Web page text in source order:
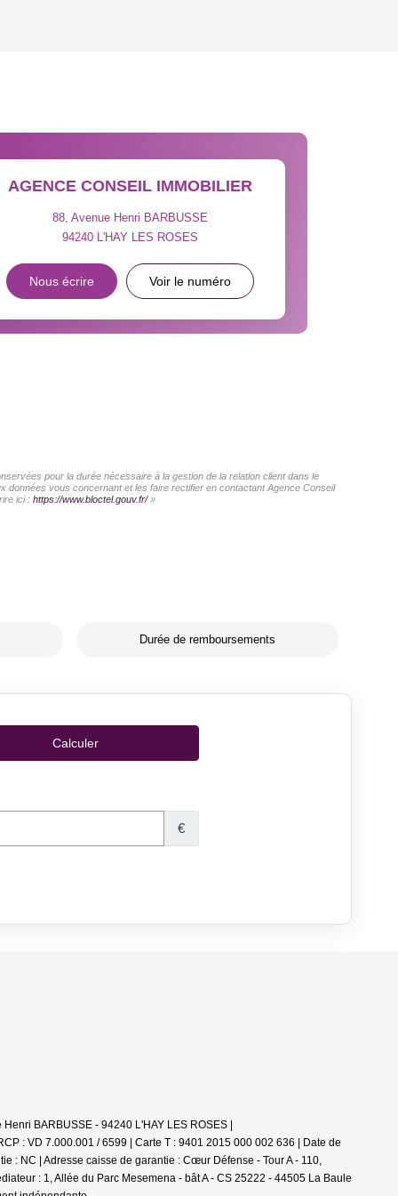
AGENCE CONSEIL IMMOBILIER
88, Avenue Henri BARBUSSE
94240 L'HAY LES ROSES
Nous écrire Voir le numéro
pour la durée nécessaire à la gestion de la relation client dans le
vous concernant et les faire rectifier en contactant Agence Conseil
ici : https://www.bloctel.gouv.fr/»
Durée de remboursements
BARBUSSE - 94240 L'HAY LES ROSES |
: VD 7.000.001 / 6599 | Carte T : 9401 2015 000 002 636 | Date de
: NC | Adresse caisse de garantie : Cœur Défense - Tour A - 110,
: 1, Allée du Parc Mesemena - bât A - CS 25222 - 44505 La Baule